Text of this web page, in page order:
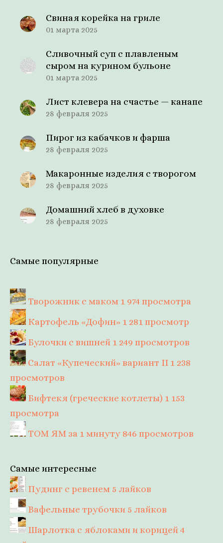
Свиная корейка на гриле
01 марта 2025
Сливочный суп с плавленым
сыром на курином бульоне
01 марта 2025
Лист клевера на счастье — канапе
28 февраля 2025
Пирог из кабачков и фарша
28 февраля 2025
Макаронные изделия с творогом
28 февраля 2025
Домашний хлеб в духовке
28 февраля 2025
Самые популярные
Творожник с маком 1 974 просмотра
Картофель «Дофин» 1 281 просмотр
Булочки с вишней 1 249 просмотров
Салат «Купеческий» вариант II 1 238
просмотров
Бифтекя (греческие котлеты) 1 153
просмотра
ТОМ ЯМ за 1 минуту 846 просмотров
Самые интересные
Пудинг с ревенем 5 лайков
Вафельные трубочки 5 лайков
Шарлотка с яблоками и корицей4